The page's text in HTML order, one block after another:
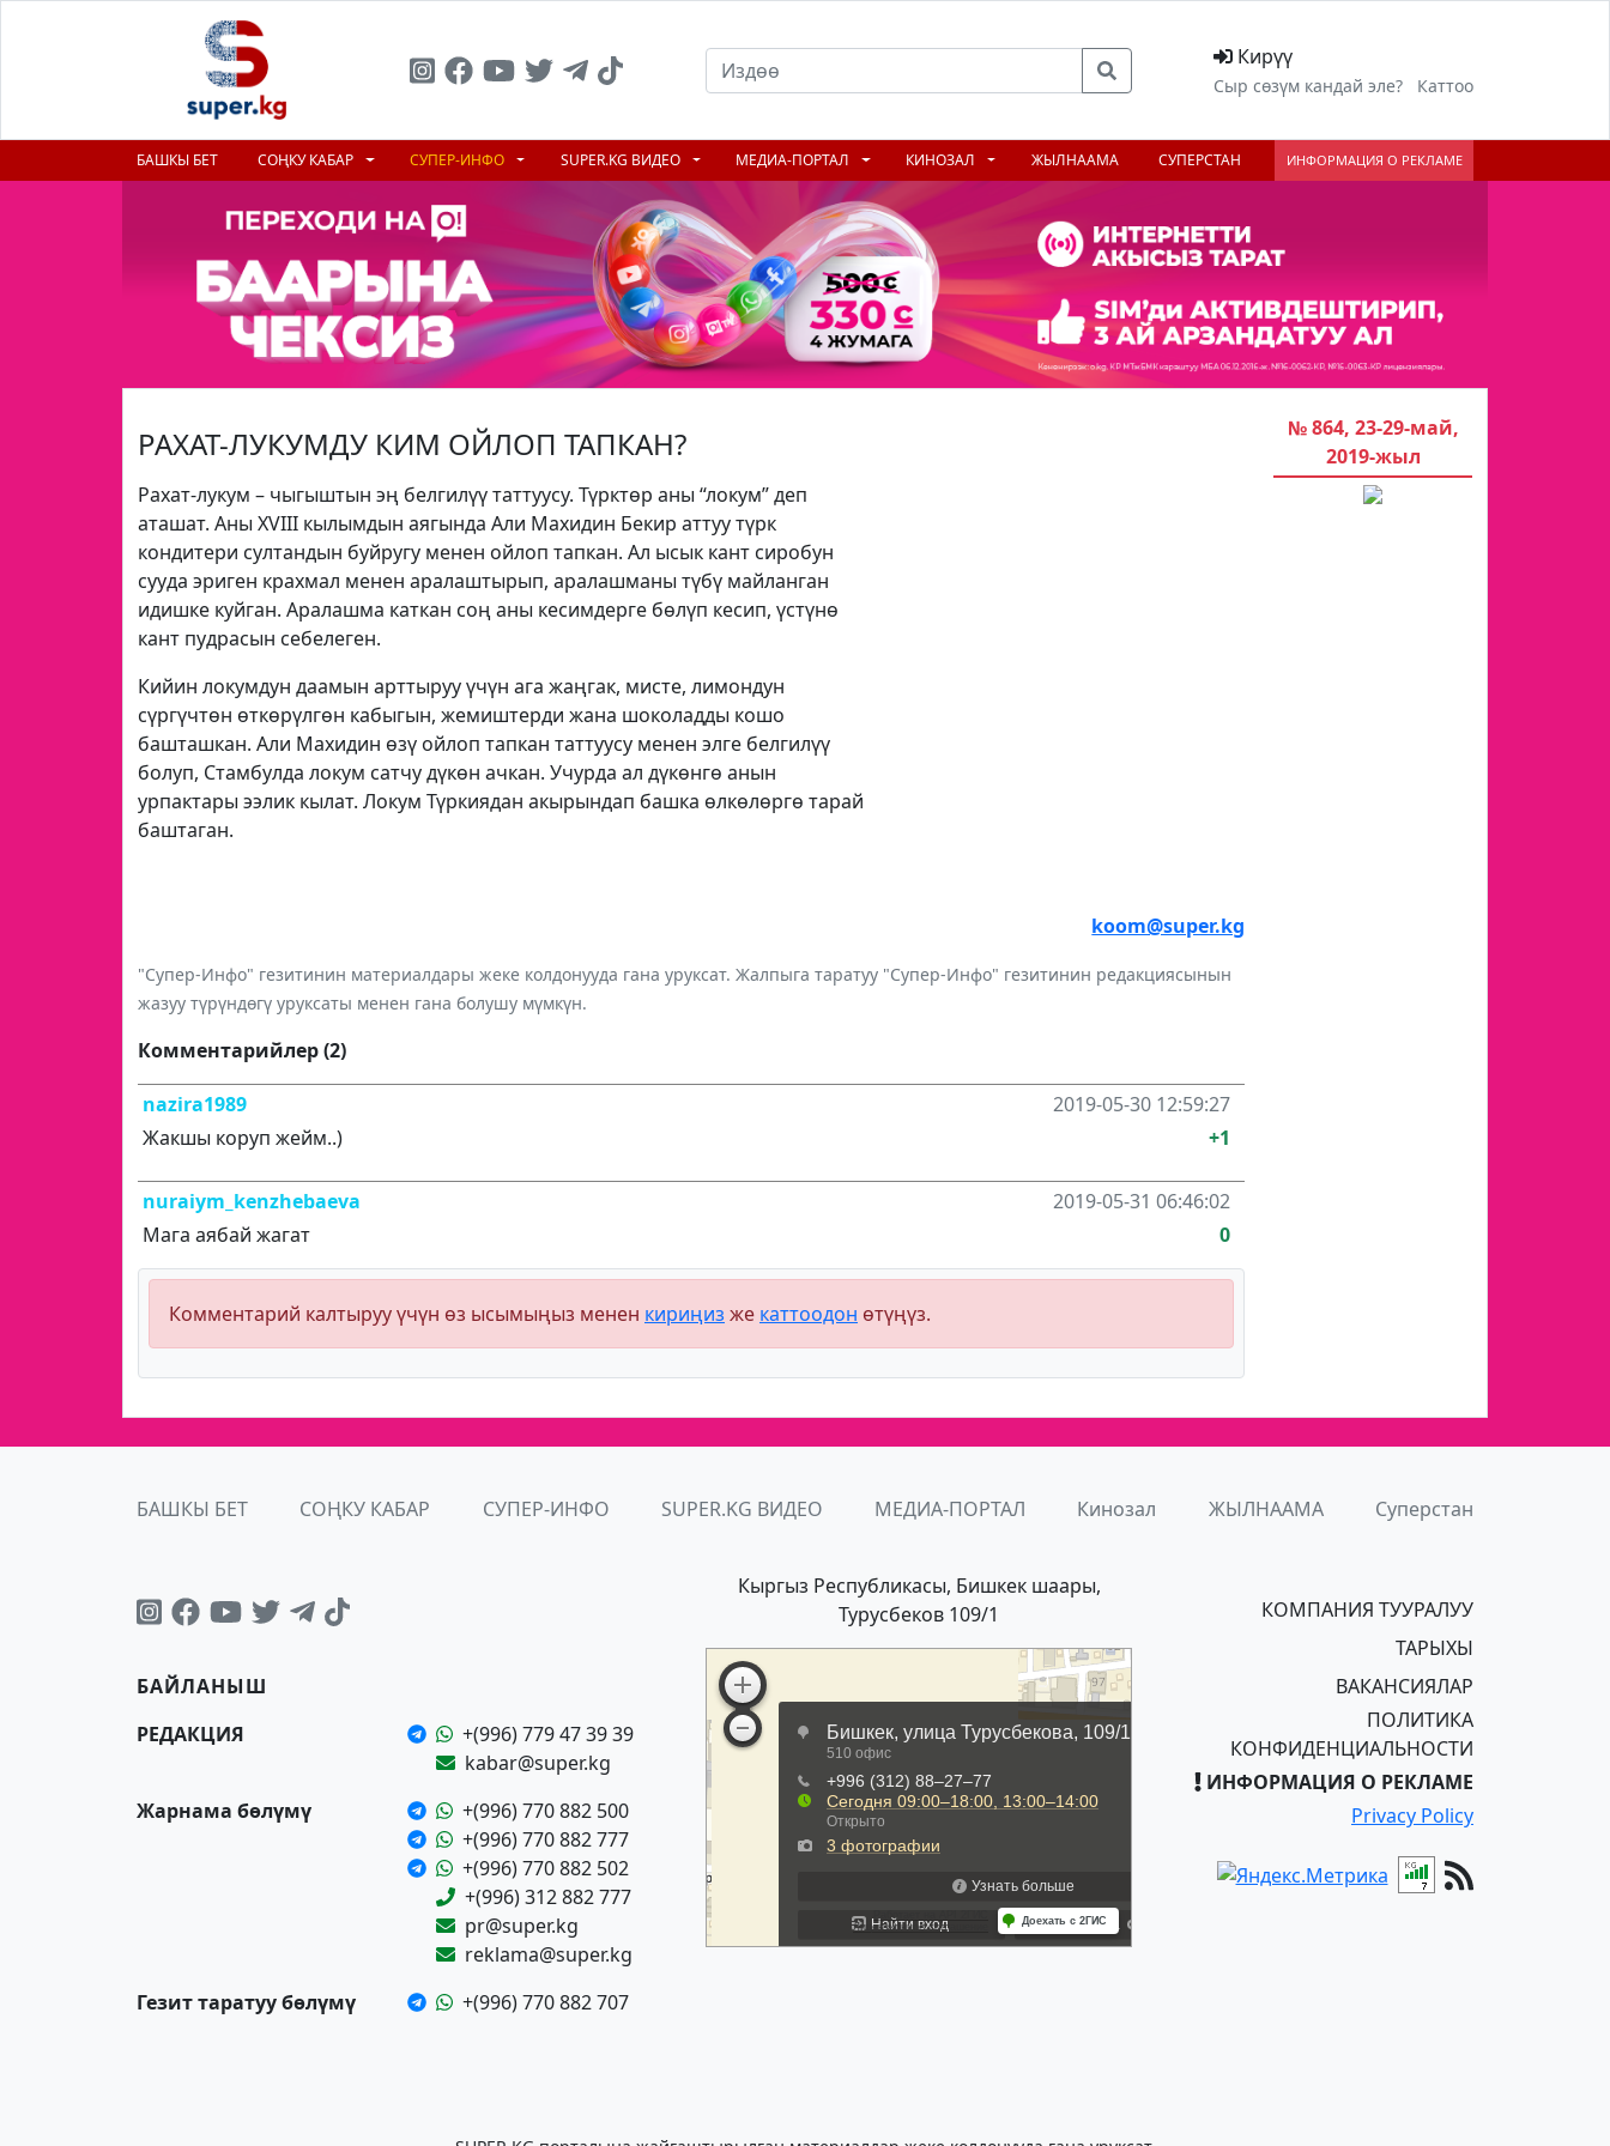
Кирүү
Сыр сөзүм кандай эле? Каттоо
БАШКЫ БЕТ СОҢКУ КАБАР СУПЕР-ИНФО SUPER.KG ВИДЕО МЕДИА-ПОРТАЛ КИНОЗАЛ ЖЫЛНААМА СУПЕРСТАН ИНФОРМАЦИЯ О РЕКЛАМЕ
РАХАТ-ЛУКУМДУ КИМ ОЙЛОП ТАПКАН?
Рахат-лукум – чыгыштын эң белгилүү таттуусу. Түрктөр аны “локум” деп
аташат. Аны XVIII кылымдын аягында Али Махидин Бекир аттуу түрк
кондитери султандын буйругу менен ойлоп тапкан. Ал ысык кант сиробун
сууда эриген крахмал менен аралаштырып, аралашманы түбү майланган
идишке куйган. Аралашма каткан соң аны кесимдерге бөлүп кесип, үстүнө
кант пудрасын себелеген.
Кийин локумдун даамын арттыруу үчүн ага жаңгак, мисте, лимондун
сүргүчтөн өткөрүлгөн кабыгын, жемиштерди жана шоколадды кошо
башташкан. Али Махидин өзү ойлоп тапкан таттуусу менен элге белгилүү
болуп, Стамбулда локум сатчу дүкөн ачкан. Учурда ал дүкөнгө анын
урпактары ээлик кылат. Локум Түркиядан акырындап башка өлкөлөргө тарай
баштаган.
koom@super.kg
"Супер-Инфо" гезитинин материалдары жеке колдонууда гана уруксат. Жалпыга таратуу "Супер-Инфо" гезитинин редакциясынын
жазуу түрүндөгү уруксаты менен гана болушу мүмкүн.
Комментарийлер (2)
nazira1989
2019-05-30 12:59:27
Жакшы коруп жейм..)
+1
nuraiym_kenzhebaeva
2019-05-31 06:46:02
Мага аябай жагат
0
Комментарий калтыруу үчүн өз ысымыңыз менен кириңиз же каттоодон өтүңүз.
№ 864, 23-29-май,
2019-жыл
БАШКЫ БЕТ СОҢКУ КАБАР СУПЕР-ИНФО SUPER.KG ВИДЕО МЕДИА-ПОРТАЛ Кинозал ЖЫЛНААМА Суперстан
БАЙЛАНЫШ
РЕДАКЦИЯ
+(996) 779 47 39 39
kabar@super.kg
Жарнама бөлүмү
+(996) 770 882 500
+(996) 770 882 777
+(996) 770 882 502
+(996) 312 882 777
pr@super.kg
reklama@super.kg
Гезит таратуу бөлүмү
+(996) 770 882 707
Кыргыз Республикасы, Бишкек шаары,
Турусбеков 109/1
КОМПАНИЯ ТУУРАЛУУ
ТАРЫХЫ
ВАКАНСИЯЛАР
ПОЛИТИКА
КОНФИДЕНЦИАЛЬНОСТИ
ИНФОРМАЦИЯ О РЕКЛАМЕ
Privacy Policy